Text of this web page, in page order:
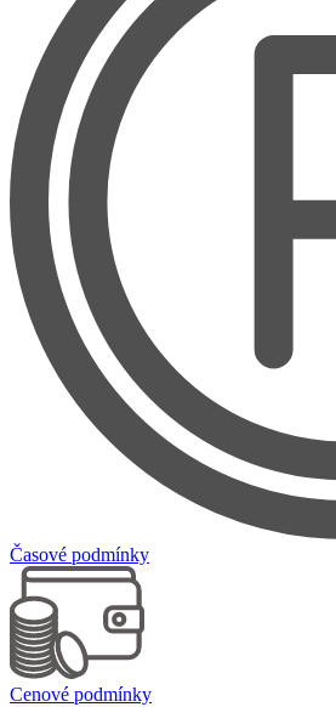
Časové podmínky
Cenové podmínky